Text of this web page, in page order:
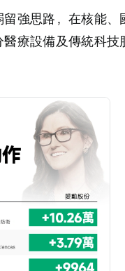
強思路，在核能、
療設備及傳統科技